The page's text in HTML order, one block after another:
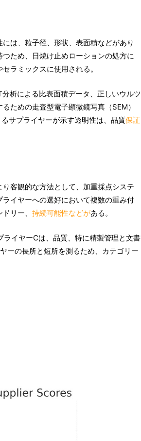
は、粒子径、形状、表面積などがあり
ため、日焼け止めローションの処方に
ラミックスに使用される。
析による比表面積データ、正しいウルツ
ための走査型電子顕微鏡写真（SEM）
サプライヤーが示す透明性は、品質保証
客観的な方法として、加重採点システ
イヤーへの選好において複数の重み付
リー、 持続可能性などがある。
イヤーCは、品質、特に精製管理と文書
ーの長所と短所を測るため、カテゴリー